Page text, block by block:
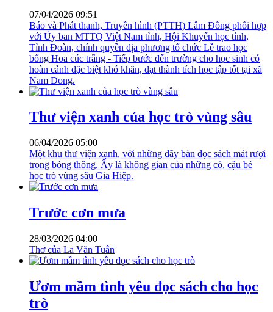
07/04/2026 09:51
Báo và Phát thanh, Truyền hình (PTTH) Lâm Đồng phối hợp
với Ủy ban MTTQ Việt Nam tỉnh, Hội Khuyến học tỉnh,
Tỉnh Đoàn, chính quyền địa phương tổ chức Lễ trao học
bổng Hoa cúc trắng - Tiếp bước đến trường cho học sinh có
hoàn cảnh đặc biệt khó khăn, đạt thành tích học tập tốt tại xã
Nam Dong.
Thư viện xanh của học trò vùng sâu
06/04/2026 05:00
Một khu thư viện xanh, với những dãy bàn đọc sách mát rượi
trong bóng thông. Ấy là không gian của những cô, cậu bé
học trò vùng sâu Gia Hiệp.
Trước cơn mưa
28/03/2026 04:00
Thơ của La Văn Tuân
Ươm mầm tình yêu đọc sách cho học
trò